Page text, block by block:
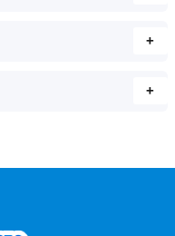
+
+